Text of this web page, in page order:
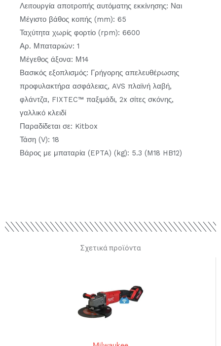
Λειτουργία αποτροπής αυτόματης εκκίνησης: Ναι
Μέγιστο βάθος κοπής (mm): 65
Ταχύτητα χωρίς φορτίο (rpm): 6600
Αρ. Μπαταριών: 1
Μέγεθος άξονα: Μ14
Βασικός εξοπλισμός: Γρήγορης απελευθέρωσης
προφυλακτήρα ασφάλειας, AVS πλαϊνή λαβή,
φλάντζα, FIXTEC™ παξιμάδι, 2x σίτες σκόνης,
γαλλικό κλειδί
Παραδίδεται σε: Kitbox
Τάση (V): 18
Βάρος με μπαταρία (EPTA) (kg): 5.3 (M18 HB12)
Σχετικά προϊόντα